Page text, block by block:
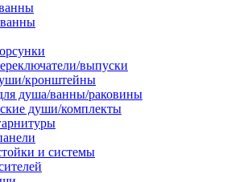
выпуски
кронштейны
душа/ванны/раковины
души/комплекты
и системы